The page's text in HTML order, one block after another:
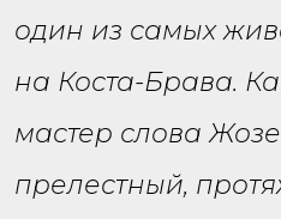
один из самых
на Коста-Брава.
мастер слова
прелестный,